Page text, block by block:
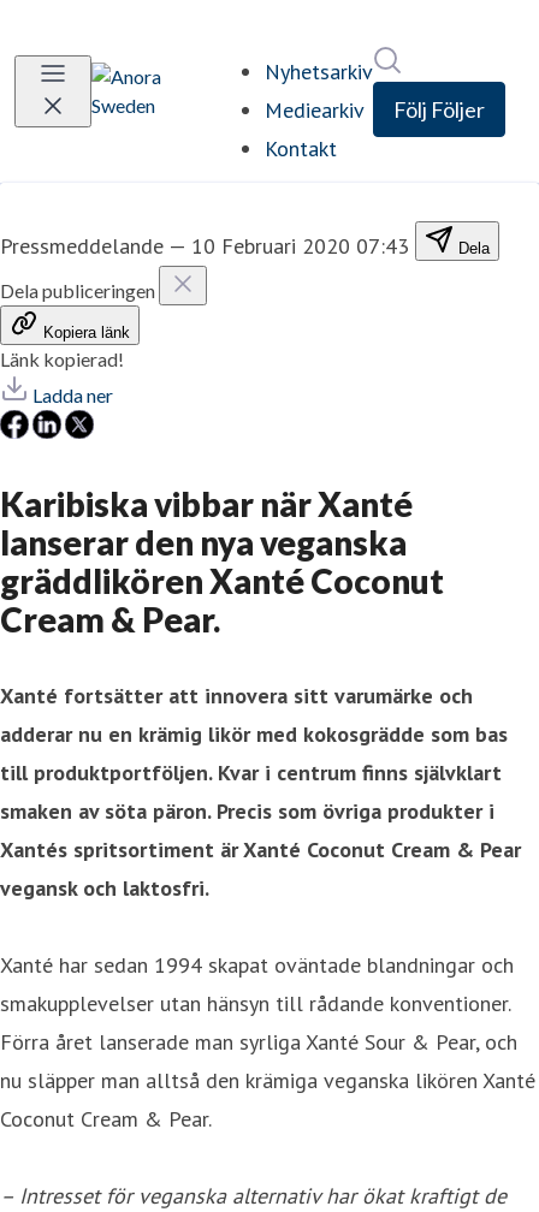
Nyhetsarkiv
Mediearkiv
Kontakt
Följ Följer
Pressmeddelande — 10 Februari 2020 07:43 Dela
Dela publiceringen
Kopiera länk
Länk kopierad!
Ladda ner
​Karibiska vibbar när Xanté
lanserar den nya veganska
gräddlikören Xanté Coconut
Cream & Pear.
Xanté fortsätter att innovera sitt varumärke och
adderar nu en krämig likör med kokosgrädde som bas
till produktportföljen. Kvar i centrum finns självklart
smaken av söta päron. Precis som övriga produkter i
Xantés spritsortiment är Xanté Coconut Cream & Pear
vegansk och laktosfri.
Xanté har sedan 1994 skapat oväntade blandningar och
smakupplevelser utan hänsyn till rådande konventioner.
Förra året lanserade man syrliga Xanté Sour & Pear, och
nu släpper man alltså den krämiga veganska likören Xanté
Coconut Cream & Pear.
– Intresset för veganska alternativ har ökat kraftigt de